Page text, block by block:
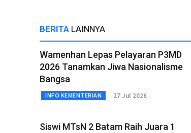
BERITA LAINNYA
Wamenhan Lepas Pelayaran P3MD
2026 Tanamkan Jiwa Nasionalisme
Bangsa
INFO KEMENTERIAN 27 Jul 2026
Siswi MTsN 2 Batam Raih Juara 1